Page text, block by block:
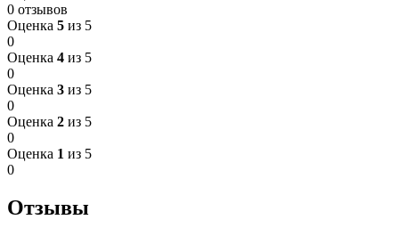
0 отзывов
Оценка 5 из 5
0
Оценка 4 из 5
0
Оценка 3 из 5
0
Оценка 2 из 5
0
Оценка 1 из 5
0
Отзывы